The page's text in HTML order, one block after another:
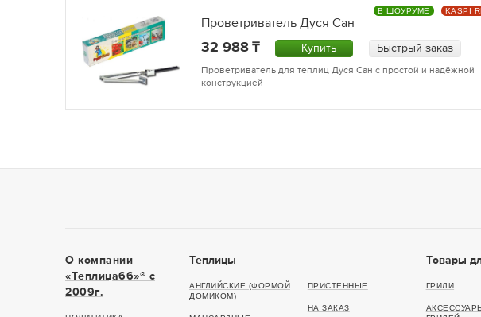
Проветриватель Дуся Сан
32 988 Купить Быстрый заказ
Проветриватель для теплиц Дуся Сан с простой и надёжной
конструкцией
В ШОУРУМЕ KASPI
О компании
«Теплица66»® c
2009г.
Теплицы
АНГЛИЙСКИЕ (ФОРМОЙ
ДОМИКОМ)
ПРИСТЕННЫЕ
НА ЗАКАЗ
Товары
ГРИЛИ